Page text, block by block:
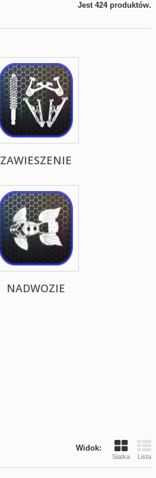
Jest 424 produktów.
ZAWIESZENIE
NADWOZIE
Widok:
Siatka Lista